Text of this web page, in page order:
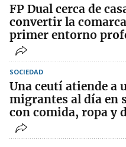
FP Dual cerca de
convertir la
primer entorno
SOCIEDAD
Una ceutí atiende a
migrantes al día en
con comida, ropa y